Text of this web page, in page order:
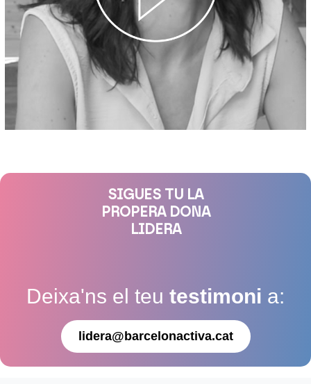
SIGUES TU LA
PROPERA DONA
LIDERA
Deixa'ns el teu testimoni a:
lidera@barcelonactiva.cat